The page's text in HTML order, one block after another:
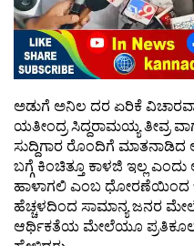
ಅಡುಗೆ ಅನಿಲ ದರ ಏರಿಕೆ
ಯತೀಂದ್ರ ಸಿದ್ದರಾಮಯ್ಯ ತೀವ್ರ
ಸುದ್ದಿಗಾರ ರೊಂದಿಗೆ
ಬಗ್ಗೆ ಕಿಂಚಿತ್ತೂ ಕಾಳಜಿ ಇಲ್ಲ
ಹಾಳಾಗಲಿ ಎಂಬ ಧೋರಣೆಯಿಂದ
ಹೆಚ್ಚಳದಿಂದ ಸಾಮಾನ್ಯ ಜನರ
ಆರ್ಥಿಕತೆಯ ಮೇಲೆಯೂ